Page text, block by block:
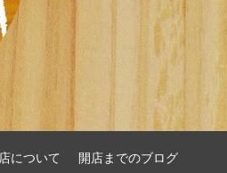
について 開店までのブログ